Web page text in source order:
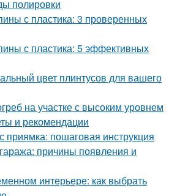
полировки
с пластика: 3 проверенных
с пластика: 5 эффективных
цвет плинтусов для вашего
на участке с высоким уровнем
и рекомендации
приямка: пошаговая инструкция
причины появления и
интерьере: как выбрать